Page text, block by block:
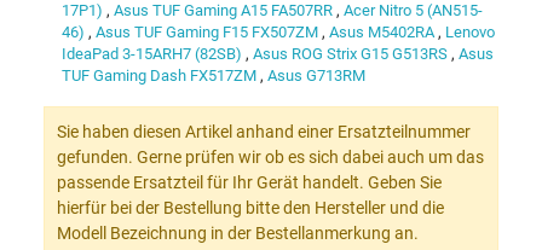
17P1) , Asus TUF Gaming A15 FA507RR , Acer Nitro 5 (AN515-
46) , Asus TUF Gaming F15 FX507ZM , Asus M5402RA, Lenovo
IdeaPad 3-15ARH7 (82SB) , Asus ROG Strix G15 G513RS , Asus
TUF Gaming Dash FX517ZM , Asus G713RM
Sie haben diesen Artikel anhand einer Ersatzteilnummer
gefunden. Gerne prüfen wir ob es sich dabei auch um das
passende Ersatzteil für Ihr Gerät handelt. Geben Sie
hierfür bei der Bestellung bitte den Hersteller und die
Modell Bezeichnung in der Bestellanmerkung an.